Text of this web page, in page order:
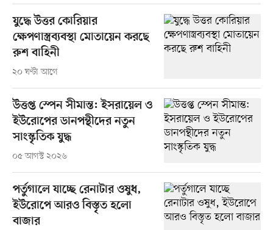
যুদ্ধে উত্তর কোরিয়ার
ক্ষেপণাস্ত্রব্যবস্থা মোতায়েন করছে
রুশ বাহিনী
২০ ঘণ্টা আগে
উত্তপ্ত স্পেন সীমান্ত: ইসরায়েল ও
ইউরোপের ডানপন্থীদের নতুন
সাংস্কৃতিক যুদ্ধ
০৫ আগস্ট ২০২৬
পর্তুগালে যাচ্ছে রেনাটার ওষুধ,
ইউরোপে আরও বিস্তৃত হলো
বাজার